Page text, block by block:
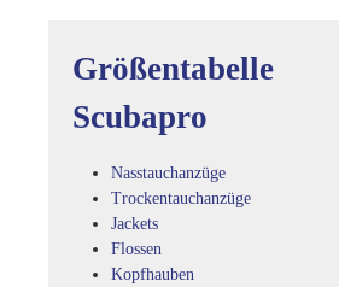
Größentabelle
Scubapro
Nasstauchanzüge
Trockentauchanzüge
Jackets
Flossen
Kopfhauben